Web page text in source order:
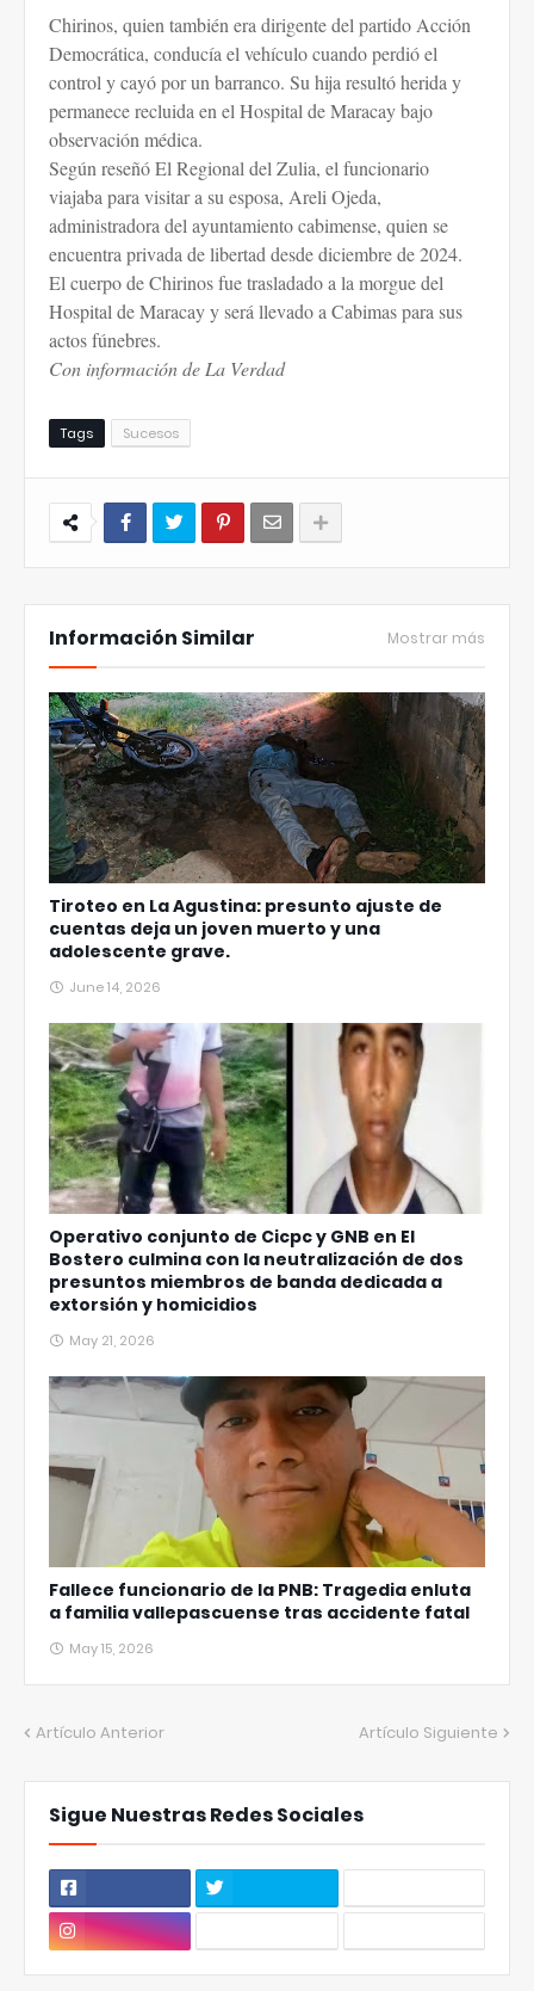
Chirinos, quien también era dirigente del partido Acción
Democrática, conducía el vehículo cuando perdió el
control y cayó por un barranco. Su hija resultó herida y
permanece recluida en el Hospital de Maracay bajo
observación médica.
Según reseñó El Regional del Zulia, el funcionario
viajaba para visitar a su esposa, Areli Ojeda,
administradora del ayuntamiento cabimense, quien se
encuentra privada de libertad desde diciembre de 2024.
El cuerpo de Chirinos fue trasladado a la morgue del
Hospital de Maracay y será llevado a Cabimas para sus
actos fúnebres.
Con información de La Verdad
Tags Sucesos
Información Similar Mostrar más
Tiroteo en La Agustina: presunto ajuste de
cuentas deja un joven muerto y una
adolescente grave.
June 14, 2026
Operativo conjunto de Cicpc y GNB en El
Bostero culmina con la neutralización de dos
presuntos miembros de banda dedicada a
extorsión y homicidios
May 21, 2026
Fallece funcionario de la PNB: Tragedia enluta
a familia vallepascuense tras accidente fatal
May 15, 2026
Artículo Anterior Artículo Siguiente
Sigue Nuestras Redes Sociales